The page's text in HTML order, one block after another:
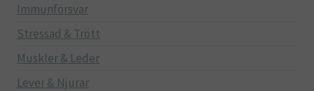
Immunförsvar
Stressad & Trött
Muskler & Leder
Lever & Njurar